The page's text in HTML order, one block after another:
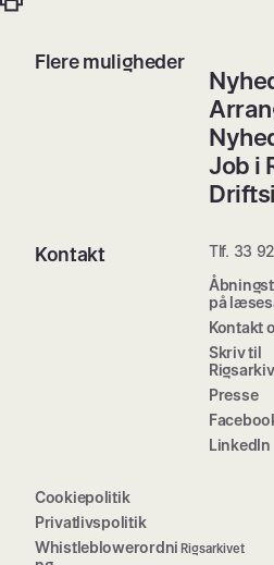
Flere muligheder
Job i
Kontakt
Tlf. 33
på
Kontakt
Skriv til
Presse
LinkedIn
Cookiepolitik
Privatlivspolitik
Whistleblowerordni Rigsarkivet